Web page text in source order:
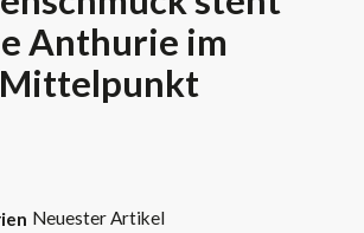
Anthurie im
Mittelpunkt
Neuester Artikel